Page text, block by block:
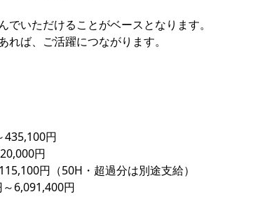
でいただけることがベースとなります。
れば、ご活躍につながります。
円
円
円（50H・超過分は別途支給）
6,091,400円